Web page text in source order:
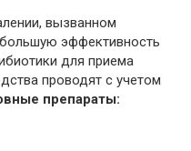
вызванном
эффективность
для приема
проводят с учетом
препараты: